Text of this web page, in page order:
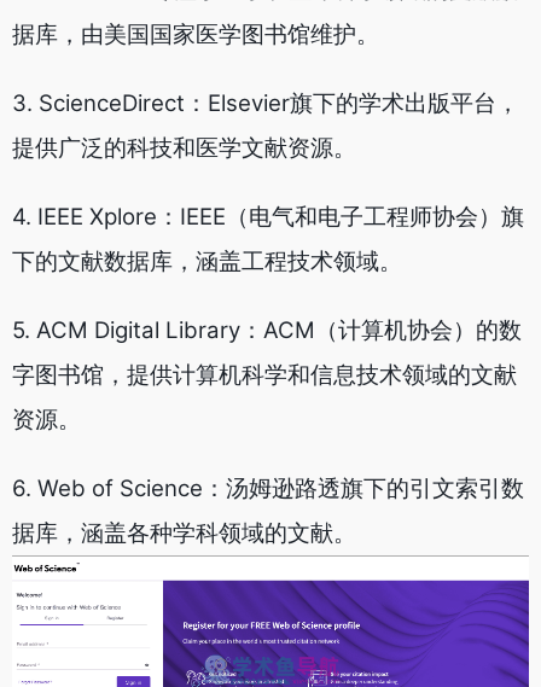
据库，由美国国家医学图书馆维护。
3. ScienceDirect：Elsevier旗下的学术出版平台，
提供广泛的科技和医学文献资源。
4. IEEE Xplore：IEEE（电气和电子工程师协会）旗
下的文献数据库，涵盖工程技术领域。
5. ACM Digital Library：ACM（计算机协会）的数
字图书馆，提供计算机科学和信息技术领域的文献
资源。
6. Web of Science：汤姆逊路透旗下的引文索引数
据库，涵盖各种学科领域的文献。